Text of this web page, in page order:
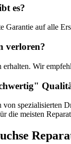
es?
Garantie auf alle
verloren?
Wir
"
von spezialisierten
die meisten